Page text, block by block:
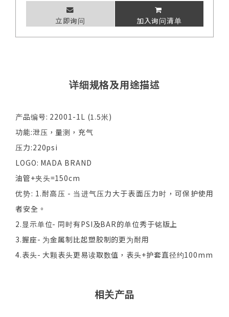
立即询问 加入询问清单
详细规格及用途描述
产品编号: 22001-1L (1.5米)
功能:泄压，量测，充气
压力:220psi
LOGO: MADA BRAND
油管+夹头=150cm
优势: 1.耐高压 - 当进气压力大于表面压力时，可保护使用
者安全。
2.显示单位- 同时有PSI及BAR的单位秀于铭版上
3.握座- 为金属制比起塑胶制的更为耐用
4.表头- 大颗表头更易读取数值，表头+护套直径约100mm
相关产品